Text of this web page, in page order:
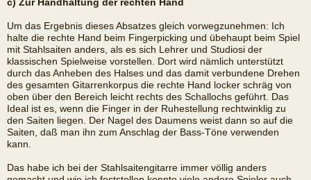
c) Zur Handhaltung der rechten Hand
Um das Ergebnis dieses Absatzes gleich vorwegzunehmen: Ich
halte die rechte Hand beim Fingerpicking und übehaupt beim Spiel
mit Stahlsaiten anders, als es sich Lehrer und Studiosi der
klassischen Spielweise vorstellen. Dort wird nämlich unterstützt
durch das Anheben des Halses und das damit verbundene Drehen
des gesamten Gitarrenkorpus die rechte Hand locker schräg von
oben über den Bereich leicht rechts des Schallochs geführt. Das
Ideal ist es, wenn die Finger in der Ruhestellung rechtwinklig zu
den Saiten liegen. Der Nagel des Daumens weist dann so auf die
Saiten, daß man ihn zum Anschlag der Bass-Töne verwenden
kann.
Das habe ich bei der Stahlsaitengitarre immer völlig anders